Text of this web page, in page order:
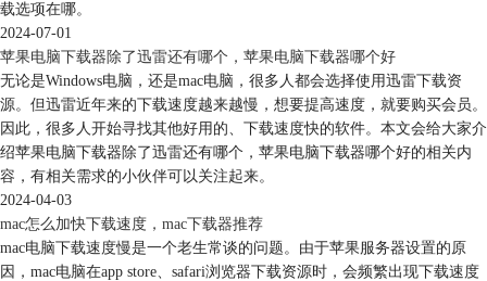
载选项在哪。
2024-07-01
苹果电脑下载器除了迅雷还有哪个，苹果电脑下载器哪个好
无论是Windows电脑，还是mac电脑，很多人都会选择使用迅雷下载资
源。但迅雷近年来的下载速度越来越慢，想要提高速度，就要购买会员。
因此，很多人开始寻找其他好用的、下载速度快的软件。本文会给大家介
绍苹果电脑下载器除了迅雷还有哪个，苹果电脑下载器哪个好的相关内
容，有相关需求的小伙伴可以关注起来。
2024-04-03
mac怎么加快下载速度，mac下载器推荐
mac电脑下载速度慢是一个老生常谈的问题。由于苹果服务器设置的原
因，mac电脑在app store、safari浏览器下载资源时，会频繁出现下载速度